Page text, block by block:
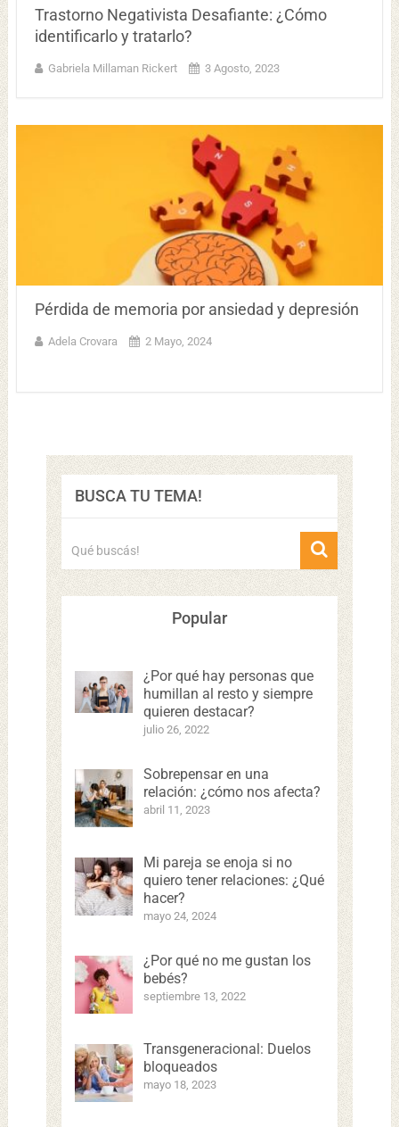
Trastorno Negativista Desafiante: ¿Cómo
identificarlo y tratarlo?
Gabriela Millaman Rickert 3 Agosto, 2023
Pérdida de memoria por ansiedad y depresión
Adela Crovara 2 Mayo, 2024
BUSCA TU TEMA!
Popular
¿Por qué hay personas que
humillan al resto y siempre
quieren destacar?
julio 26, 2022
Sobrepensar en una
relación: ¿cómo nos afecta?
abril 11, 2023
Mi pareja se enoja si no
quiero tener relaciones: ¿Qué
hacer?
mayo 24, 2024
¿Por qué no me gustan los
bebés?
septiembre 13, 2022
Transgeneracional: Duelos
bloqueados
mayo 18, 2023